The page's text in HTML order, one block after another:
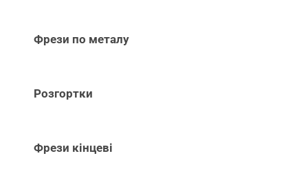
Фрези по металу
Розгортки
Фрези кінцеві